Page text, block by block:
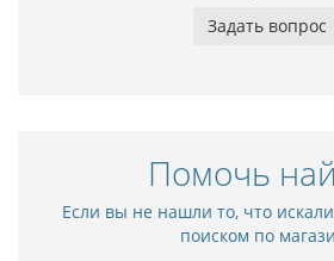
Задать вопрос
Помочь
Если вы не нашли то, что
поиском по